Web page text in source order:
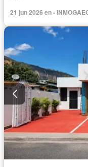
21 jun 2026 en -